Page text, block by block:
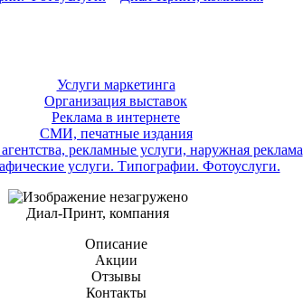
Услуги маркетинга
Организация выставок
Реклама в интернете
СМИ, печатные издания
рекламные услуги, наружная реклама
услуги. Типографии. Фотоуслуги.
Диал-Принт, компания
Описание
Акции
Отзывы
Контакты